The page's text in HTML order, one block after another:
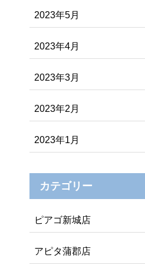
2023年5月
2023年4月
2023年3月
2023年2月
2023年1月
カテゴリー
ピアゴ新城店
アピタ蒲郡店